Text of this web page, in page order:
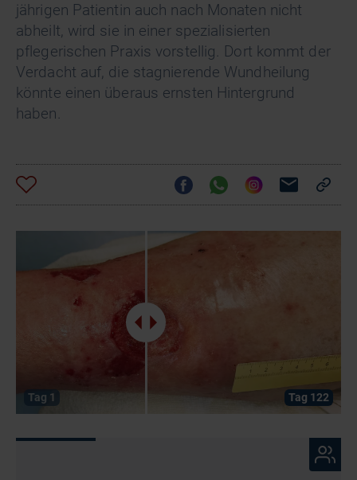
jährigen Patientin auch nach Monaten nicht
abheilt, wird sie in einer spezialisierten
pflegerischen Praxis vorstellig. Dort kommt der
Verdacht auf, die stagnierende Wundheilung
könnte einen überaus ernsten Hintergrund
haben.
Tag 1 Tag 122